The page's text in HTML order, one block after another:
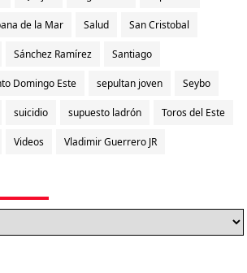
de la Mar Salud San Cristobal
Sánchez Ramírez Santiago
Domingo Este sepultan joven Seybo
suicidio supuesto ladrón Toros del Este
Videos Vladimir Guerrero JR